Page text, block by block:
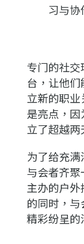
习与协
专门的社
台，让他
立新的职
是亮点，
立了超越两
为了给充满
与会者齐
主办的户外
的同时，
精彩纷呈的